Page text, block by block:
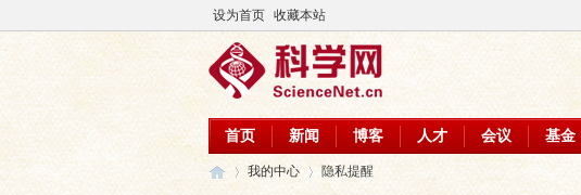
设为首页 收藏本站
首页 新闻 博客 人才 会议 基金
我的中心 隐私提醒